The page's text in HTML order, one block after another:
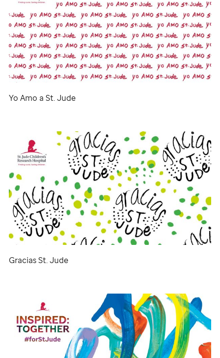
Yo Amo a St. Jude
GraciasSt. Jude